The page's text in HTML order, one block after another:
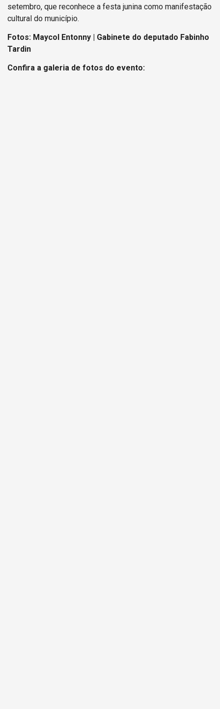
setembro, que reconhece a festa junina como manifestação
cultural do município.
Fotos: Maycol Entonny | Gabinete do deputado Fabinho
Tardin
Confira a galeria de fotos do evento: